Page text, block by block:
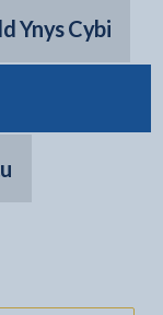
Ynys Cybi